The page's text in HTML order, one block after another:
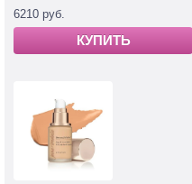
6210 руб.
КУПИТЬ